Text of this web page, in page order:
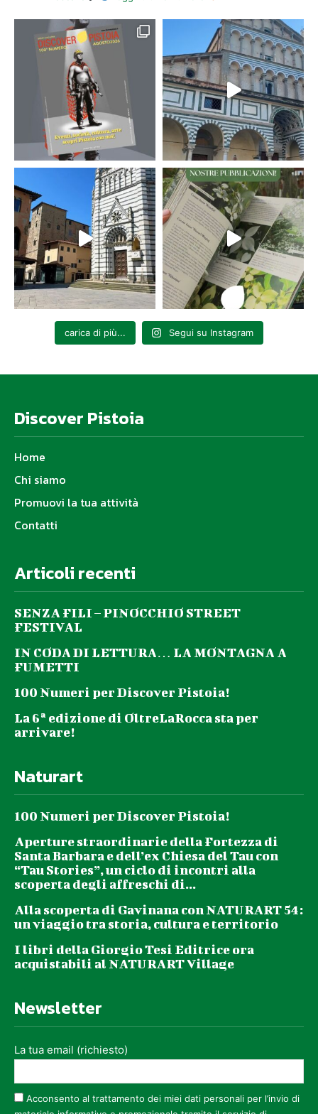
carica di più... Segui su Instagram
Discover Pistoia
Home
Chi siamo
Promuovi la tua attività
Contatti
Articoli recenti
SENZA FILI – PINOCCHIO STREET
FESTIVAL
IN CODA DI LETTURA… LA MONTAGNA A
FUMETTI
100 Numeri per Discover Pistoia!
La 6ª edizione di OltreLaRocca sta per
arrivare!
Naturart
100 Numeri per Discover Pistoia!
Aperture straordinarie della Fortezza di
Santa Barbara e dell’ex Chiesa del Tau con
“Tau Stories”, un ciclo di incontri alla
scoperta degli affreschi di...
Alla scoperta di Gavinana con NATURART 54:
un viaggio tra storia, cultura e territorio
I libri della Giorgio Tesi Editrice ora
acquistabili al NATURART Village
Newsletter
La tua email (richiesto)
Acconsento al trattamento dei miei dati personali per l’invio di